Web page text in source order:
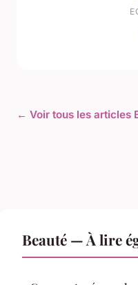
← Voir tous les articles
Beauté — À lire